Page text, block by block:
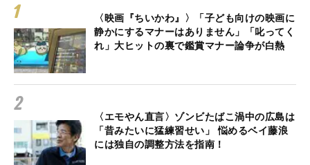
〈映画『ちいかわ』〉「子ども向けの映画に
静かにするマナーはありません」「叱ってく
れ」大ヒットの裏で鑑賞マナー論争が白熱
〈エモやん直言〉ゾンビたばこ渦中の広島は
「昔みたいに猛練習せい」 悩めるベイ藤浪
には独自の調整方法を指南！